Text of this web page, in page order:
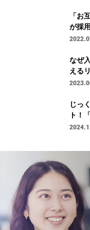
「お
が採
なぜ
える
じっ
ト！